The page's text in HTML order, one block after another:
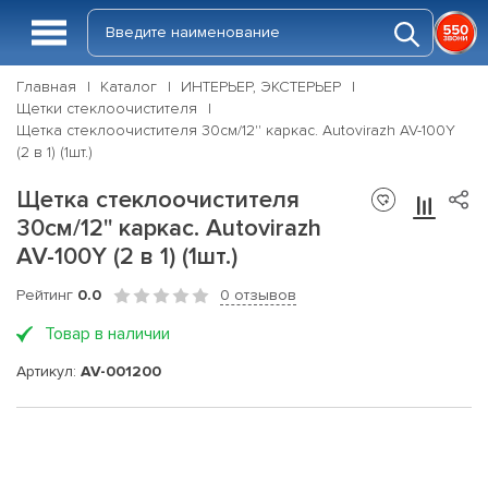
Главная Каталог
ИНТЕРЬЕР, ЭКСТЕРЬЕР
Щетки стеклоочистителя
Щетка стеклоочистителя 30см/12'' каркас. Autovirazh AV-100Y
(2 в 1) (1шт.)
Щетка стеклоочистителя
30см/12'' каркас. Autovirazh
AV-100Y (2 в 1) (1шт.)
Рейтинг 0.0 0 отзывов
Товар в наличии
Артикул: AV-001200